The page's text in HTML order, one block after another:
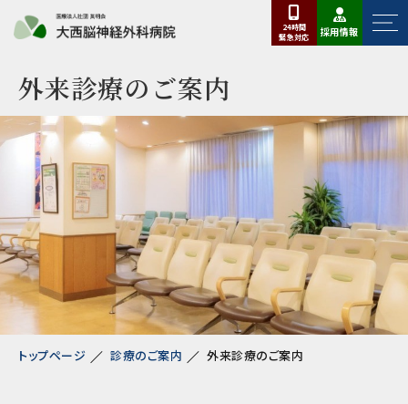
24時間
緊急対応 採用情報
外来診療のご案内
トップページ 診療のご案内 外来診療のご案内